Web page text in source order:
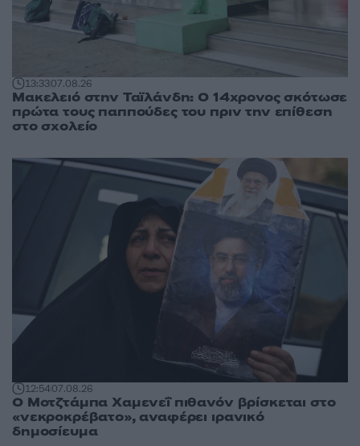
13:3307.08.26
Μακελειό στην Ταϊλάνδη: Ο 14χρονος σκότωσε
πρώτα τους παππούδες του πριν την επίθεση
στο σχολείο
12:5407.08.26
Ο Μοτζτάμπα Χαμενεΐ πιθανόν βρίσκεται στο
«νεκροκρέβατο», αναφέρει ιρανικό
δημοσίευμα